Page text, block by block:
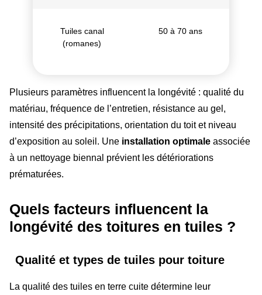
Tuiles canal
(romanes)
50 à 70 ans
Plusieurs paramètres influencent la longévité : qualité du
matériau, fréquence de l’entretien, résistance au gel,
intensité des précipitations, orientation du toit et niveau
d’exposition au soleil. Une installation optimale associée
à un nettoyage biennal prévient les détériorations
prématurées.
Quels facteurs influencent la
longévité des toitures en tuiles ?
Qualité et types de tuiles pour toiture
La qualité des tuiles en terre cuite détermine leur